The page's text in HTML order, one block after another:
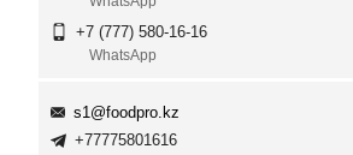
+7 (777) 580-16-16
WhatsApp
s1@foodpro.kz
+77775801616